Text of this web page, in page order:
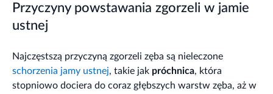
Przyczyny powstawania zgorzeli w jamie
ustnej
Najczęstszą przyczyną zgorzeli zęba są nieleczone
schorzenia jamy ustnej, takie jak próchnica, która
stopniowo dociera do coraz głębszych warstw zęba, aż w